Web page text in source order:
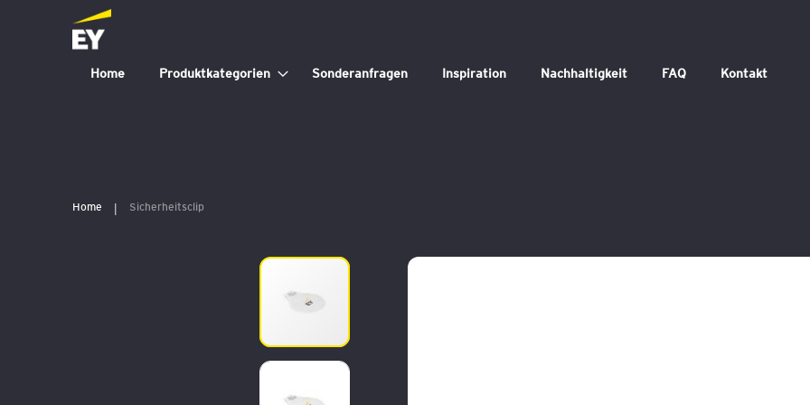
Home Produktkategorien Sonderanfragen Inspiration Nachhaltigkeit FAQ Kontakt
Home Sicherheitsclip
Zum
springen